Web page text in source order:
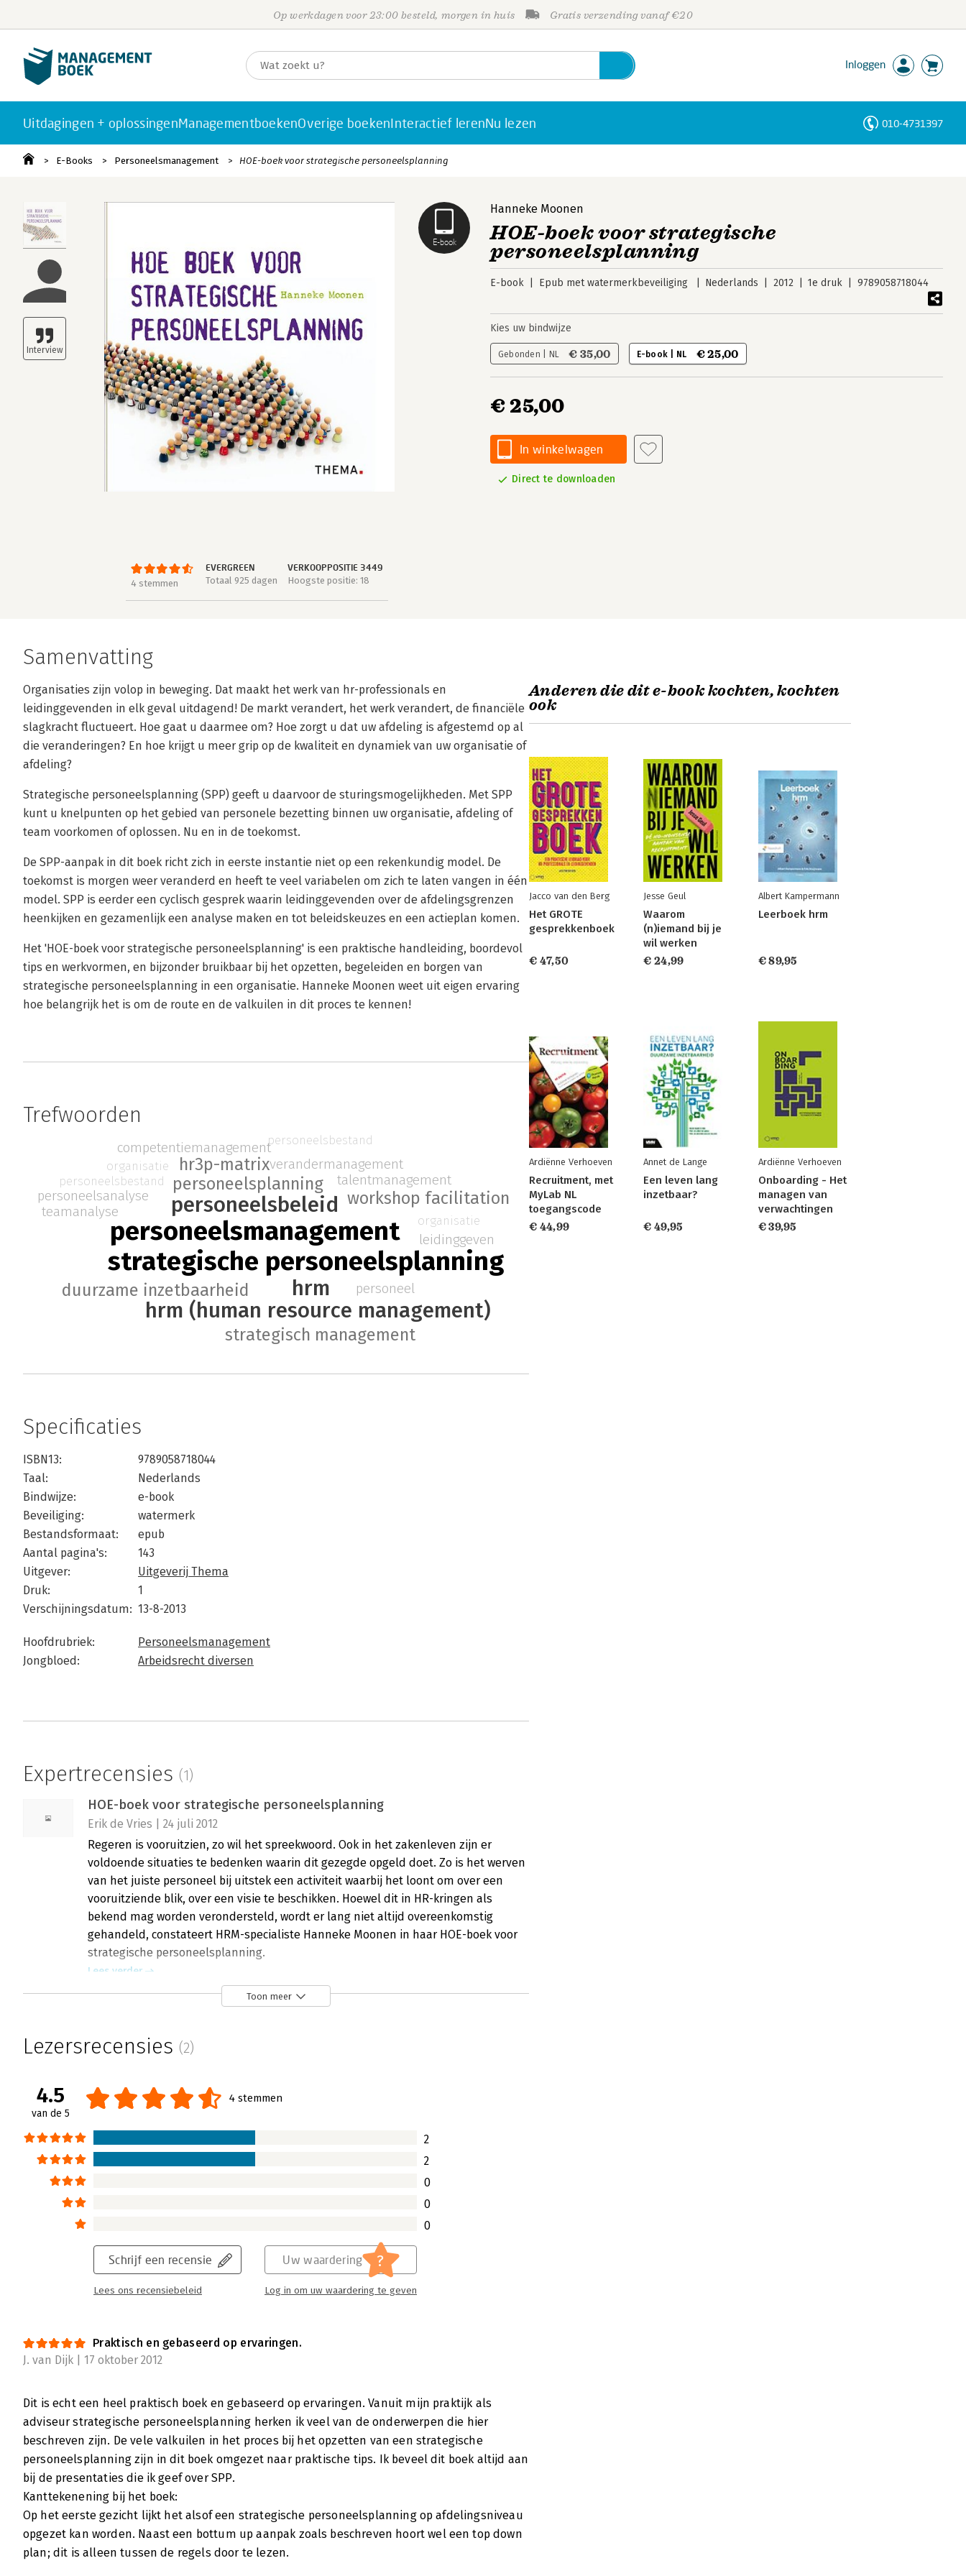
Op werkdagen voor 23:00 besteld, morgen in huis Gratis verzending vanaf €20
Inloggen
Uitdagingen + oplossingenManagementboekenOverige boekenInteractief lerenNu lezen 010-4731397
E-Books Personeelsmanagement HOE-boek voor strategische personeelsplanning
E-book
4 stemmen
EVERGREEN
Totaal 925 dagen
VERKOOPPOSITIE 3449
Hoogste positie: 18
Hanneke Moonen
HOE-boek voor strategische
personeelsplanning
E-book Epub met watermerkbeveiliging Nederlands 2012 1e druk 9789058718044
Kies uw bindwijze
Gebonden | NL € 35,00 E-book | NL € 25,00
€ 25,00
In winkelwagen
Direct te downloaden
Samenvatting
Organisaties zijn volop in beweging. Dat maakt het werk van hr-professionals en
leidinggevenden in elk geval uitdagend! De markt verandert, het werk verandert, de financiële
slagkracht fluctueert. Hoe gaat u daarmee om? Hoe zorgt u dat uw afdeling is afgestemd op al
die veranderingen? En hoe krijgt u meer grip op de kwaliteit en dynamiek van uw organisatie of
afdeling?
Strategische personeelsplanning (SPP) geeft u daarvoor de sturingsmogelijkheden. Met SPP
kunt u knelpunten op het gebied van personele bezetting binnen uw organisatie, afdeling of
team voorkomen of oplossen. Nu en in de toekomst.
De SPP-aanpak in dit boek richt zich in eerste instantie niet op een rekenkundig model. De
toekomst is morgen weer veranderd en heeft te veel variabelen om zich te laten vangen in één
model. SPP is eerder een cyclisch gesprek waarin leidinggevenden over de afdelingsgrenzen
heenkijken en gezamenlijk een analyse maken en tot beleidskeuzes en een actieplan komen.
Het 'HOE-boek voor strategische personeelsplanning' is een praktische handleiding, boordevol
tips en werkvormen, en bijzonder bruikbaar bij het opzetten, begeleiden en borgen van
strategische personeelsplanning in een organisatie. Hanneke Moonen weet uit eigen ervaring
hoe belangrijk het is om de route en de valkuilen in dit proces te kennen!
Trefwoorden
strategische personeelsplanning
personeelsmanagement
personeelsbeleid
hrm
hrm (human resource management)
personeelsplanning
hr3p-matrix
workshop facilitation
strategisch management
duurzame inzetbaarheid personeel
verandermanagement
competentiemanagement
talentmanagement
leidinggeven
teamanalyse
personeelsanalyse
organisatie
personeelsbestand
organisatie
personeelsbestand
Specificaties
ISBN13:
9789058718044
Taal:
Nederlands
Bindwijze:
e-book
Beveiliging:
watermerk
Bestandsformaat:
epub
Aantal pagina's:
143
Uitgever:
Uitgeverij Thema
Druk:
1
Verschijningsdatum: 13-8-2013
Hoofdrubriek:
Personeelsmanagement
Jongbloed:
Arbeidsrecht diversen
Expertrecensies (1)
HOE-boek voor strategische personeelsplanning
Erik de Vries | 24 juli 2012
Regeren is vooruitzien, zo wil het spreekwoord. Ook in het zakenleven zijn er
voldoende situaties te bedenken waarin dit gezegde opgeld doet. Zo is het werven
van het juiste personeel bij uitstek een activiteit waarbij het loont om over een
vooruitziende blik, over een visie te beschikken. Hoewel dit in HR-kringen als
bekend mag worden verondersteld, wordt er lang niet altijd overeenkomstig
gehandeld, constateert HRM-specialiste Hanneke Moonen in haar HOE-boek voor
strategische personeelsplanning.
Lees verder
Toon meer
Lezersrecensies (2)
4.5
van de 5
4 stemmen
2
2
0
0
0
Schrijf een recensie
Lees ons recensiebeleid
Uw waardering ?
Log in om uw waardering te geven
Praktisch en gebaseerd op ervaringen.
J. van Dijk | 17 oktober 2012
Dit is echt een heel praktisch boek en gebaseerd op ervaringen. Vanuit mijn praktijk als
adviseur strategische personeelsplanning herken ik veel van de onderwerpen die hier
beschreven zijn. De vele valkuilen in het proces bij het opzetten van een strategische
personeelsplanning zijn in dit boek omgezet naar praktische tips. Ik beveel dit boek altijd aan
bij de presentaties die ik geef over SPP.
Kanttekenening bij het boek:
Op het eerste gezicht lijkt het alsof een strategische personeelsplanning op afdelingsniveau
opgezet kan worden. Naast een bottum up aanpak zoals beschreven hoort wel een top down
plan; dit is alleen tussen de regels door te lezen.
Anderen die dit e-book kochten, kochten
ook
Jacco van den Berg
Het GROTE
gesprekkenboek
€ 47,50
Jesse Geul
Waarom
(n)iemand bij je
wil werken
€ 24,99
Albert Kampermann
Leerboek hrm
€ 89,95
Ardiënne Verhoeven
Recruitment, met
MyLab NL
toegangscode
€ 44,99
Annet de Lange
Een leven lang
inzetbaar?
€ 49,95
Ardiënne Verhoeven
Onboarding - Het
managen van
verwachtingen
€ 39,95
Personen